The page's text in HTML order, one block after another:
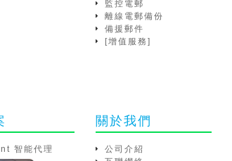
監控電郵
離線電郵備份
備援郵件
[增值服務]
智能代理
關於我們
公司介紹